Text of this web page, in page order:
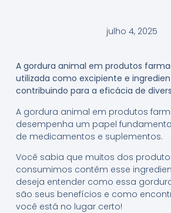
julho 4, 2025
A gordura animal em produtos
utilizada como excipiente e
contribuindo para a eficácia de
A gordura animal em produtos
desempenha um papel
de medicamentos e suplementos.
Você sabia que muitos dos
consumimos contêm esse
deseja entender como essa
são seus benefícios e como
você está no lugar certo!